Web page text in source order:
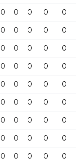
verras on est
0 0 0 0 0
0 0 0 0 0
0 0 0 0 0
0 0 0 0 0
0 0 0 0 0
0 0 0 0 0
0 0 0 0 0
0 0 0 0 0
0 0 0 0 0